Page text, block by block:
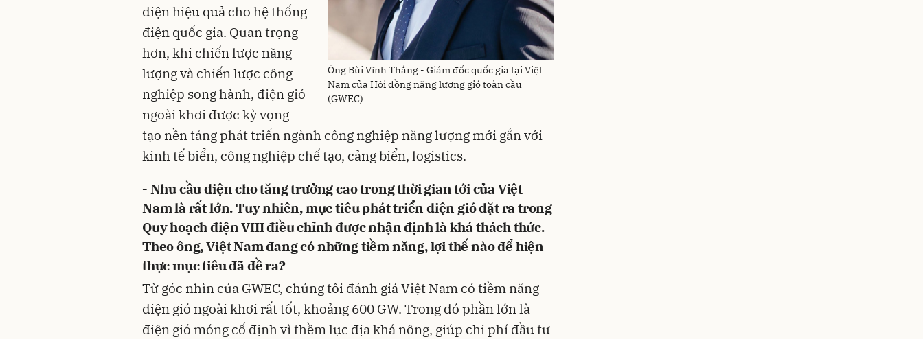
Ông Bùi Vĩnh Thắng - Giám đốc quốc gia tại Việt
Nam của Hội đồng năng lượng gió toàn cầu
(GWEC)
điện hiệu quả cho hệ thống
điện quốc gia. Quan trọng
hơn, khi chiến lược năng
lượng và chiến lược công
nghiệp song hành, điện gió
ngoài khơi được kỳ vọng
tạo nền tảng phát triển ngành công nghiệp năng lượng mới gắn với
kinh tế biển, công nghiệp chế tạo, cảng biển, logistics.
- Nhu cầu điện cho tăng trưởng cao trong thời gian tới của Việt
Nam là rất lớn. Tuy nhiên, mục tiêu phát triển điện gió đặt ra trong
Quy hoạch điện VIII điều chỉnh được nhận định là khá thách thức.
Theo ông, Việt Nam đang có những tiềm năng, lợi thế nào để hiện
thực mục tiêu đã đề ra?
Từ góc nhìn của GWEC, chúng tôi đánh giá Việt Nam có tiềm năng
điện gió ngoài khơi rất tốt, khoảng 600 GW. Trong đó phần lớn là
điện gió móng cố định vì thềm lục địa khá nông, giúp chi phí đầu tư